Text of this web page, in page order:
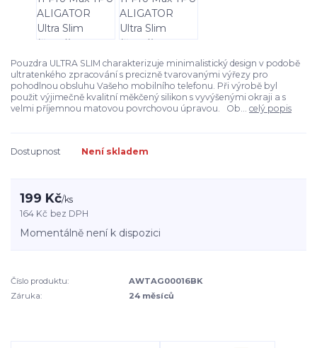
Pouzdra ULTRA SLIM charakterizuje minimalistický design v podobě
ultratenkého zpracování s precizně tvarovanými výřezy pro
pohodlnou obsluhu Vašeho mobilního telefonu. Při výrobě byl
použit výjimečně kvalitní měkčený silikon s vyvýšenými okraji a s
velmi příjemnou matovou povrchovou úpravou. Ob... celý popis
Dostupnost Není skladem
199 Kč/ks
164 Kč bez DPH
Momentálně není k dispozici
Číslo produktu:
AWTAG00016BK
Záruka:
24 měsíců